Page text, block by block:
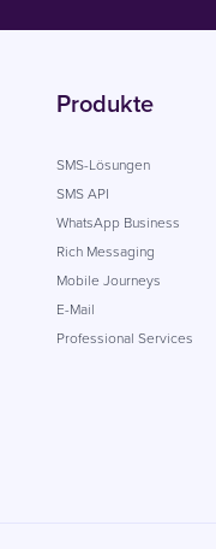
Produkte
SMS-Lösungen
SMS API
WhatsApp Business
Rich Messaging
Mobile Journeys
E-Mail
Professional Services